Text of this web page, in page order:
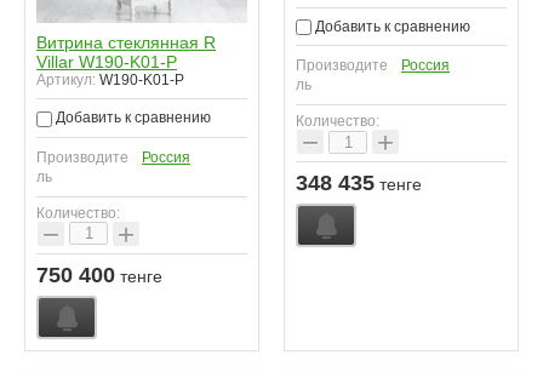
Витрина стеклянная R
Villar W190-K01-P
Артикул: W190-K01-P
Добавить к сравнению
Производите
ль
Россия
Количество:
− +
750 400 тенге
Добавить к сравнению
Производите
ль
Россия
Количество:
− +
348 435 тенге